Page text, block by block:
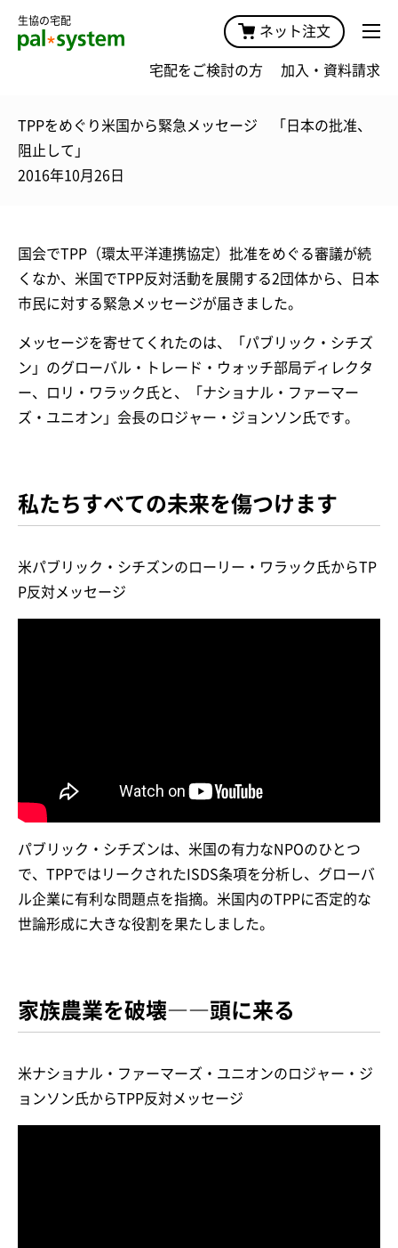
生協の宅配
ネット注文
宅配をご検討の方 加入・資料請求
TPPをめぐり米国から緊急メッセージ 「日本の批准、
阻止して」
2016年10月26日
国会でTPP（環太平洋連携協定）批准をめぐる審議が続
くなか、米国でTPP反対活動を展開する2団体から、日本
市民に対する緊急メッセージが届きました。
メッセージを寄せてくれたのは、「パブリック・シチズ
ン」のグローバル・トレード・ウォッチ部局ディレクタ
ー、ロリ・ワラック氏と、「ナショナル・ファーマー
ズ・ユニオン」会長のロジャー・ジョンソン氏です。
私たちすべての未来を傷つけます
米パブリック・シチズンのローリー・ワラック氏からTP
P反対メッセージ
パブリック・シチズンは、米国の有力なNPOのひとつ
で、TPPではリークされたISDS条項を分析し、グローバ
ル企業に有利な問題点を指摘。米国内のTPPに否定的な
世論形成に大きな役割を果たしました。
家族農業を破壊――頭に来る
米ナショナル・ファーマーズ・ユニオンのロジャー・ジ
ョンソン氏からTPP反対メッセージ